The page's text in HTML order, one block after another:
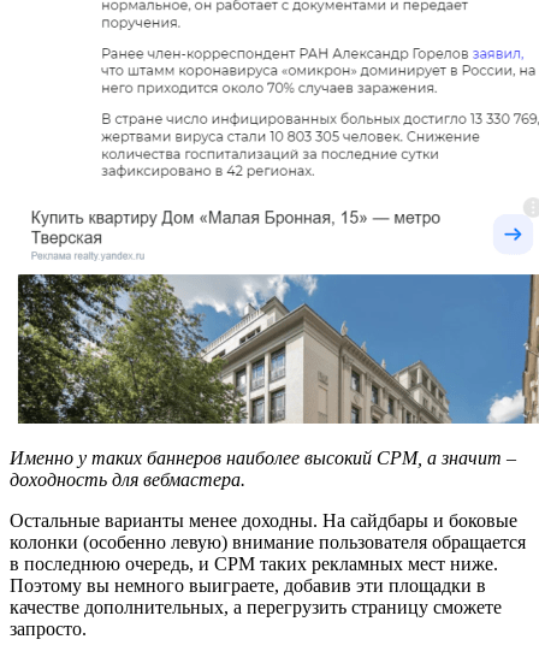
Именно у таких баннеров наиболее высокий CPM, а значит –
доходность для вебмастера.
Остальные варианты менее доходны. На сайдбары и боковые
колонки (особенно левую) внимание пользователя обращается
в последнюю очередь, и CPM таких рекламных мест ниже.
Поэтому вы немного выиграете, добавив эти площадки в
качестве дополнительных, а перегрузить страницу сможете
запросто.